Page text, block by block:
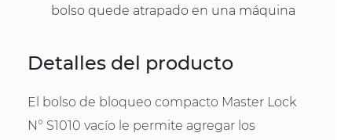
bolso quede atrapado en una máquina
Detalles del producto
El bolso de bloqueo compacto Master Lock
N° S1010 vacío le permite agregar los